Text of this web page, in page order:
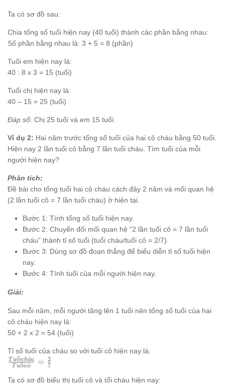
Ta có sơ đồ sau:
Chia tổng số tuổi hiện nay (40 tuổi) thành các phần bằng nhau:
Số phần bằng nhau là: 3 + 5 = 8 (phần)
Tuổi em hiện nay là:
40 : 8 x 3 = 15 (tuổi)
Tuổi chị hiện nay là:
40 – 15 = 25 (tuổi)
Đáp số: Chị 25 tuổi và em 15 tuổi.
Ví dụ 2: Hai năm trước tổng số tuổi của hai cô cháu bằng 50 tuổi.
Hiện nay 2 lần tuổi cô bằng 7 lần tuổi cháu. Tìm tuổi của mỗi
người hiện nay?
Phân tích:
Đề bài cho tổng tuổi hai cô cháu cách đây 2 năm và mối quan hệ
(2 lần tuổi cô = 7 lần tuổi cháu) ở hiện tại.
Bước 1: Tính tổng số tuổi hiện nay.
Bước 2: Chuyển đổi mối quan hệ “2 lần tuổi cô = 7 lần tuổi
cháu” thành tỉ số tuổi (tuổi cháu/tuổi cô = 2/7).
Bước 3: Dùng sơ đồ đoạn thẳng để biểu diễn tỉ số tuổi hiện
nay.
Bước 4: Tính tuổi của mỗi người hiện nay.
Giải:
Sau mỗi năm, mỗi người tăng lên 1 tuổi nên tổng số tuổi của hai
cô cháu hiện nay là:
50 + 2 x 2 = 54 (tuổi)
Tỉ số tuổi của cháu so với tuổi cô hiện nay là:
\frac{Tuổi
{Tuổi cô}
Tuổico
^
Tuổicha
ˊu = 7
2
Ta có sơ đồ biểu thị tuổi cô và tổi cháu hiện nay: